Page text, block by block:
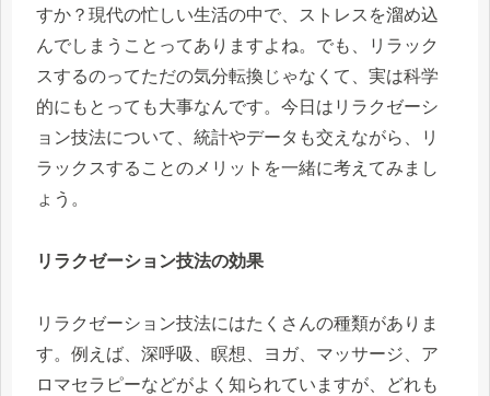
すか？現代の忙しい生活の中で、ストレスを溜め込
んでしまうことってありますよね。でも、リラック
スするのってただの気分転換じゃなくて、実は科学
的にもとっても大事なんです。今日はリラクゼーシ
ョン技法について、統計やデータも交えながら、リ
ラックスすることのメリットを一緒に考えてみまし
ょう。
リラクゼーション技法の効果
リラクゼーション技法にはたくさんの種類がありま
す。例えば、深呼吸、瞑想、ヨガ、マッサージ、ア
ロマセラピーなどがよく知られていますが、どれも